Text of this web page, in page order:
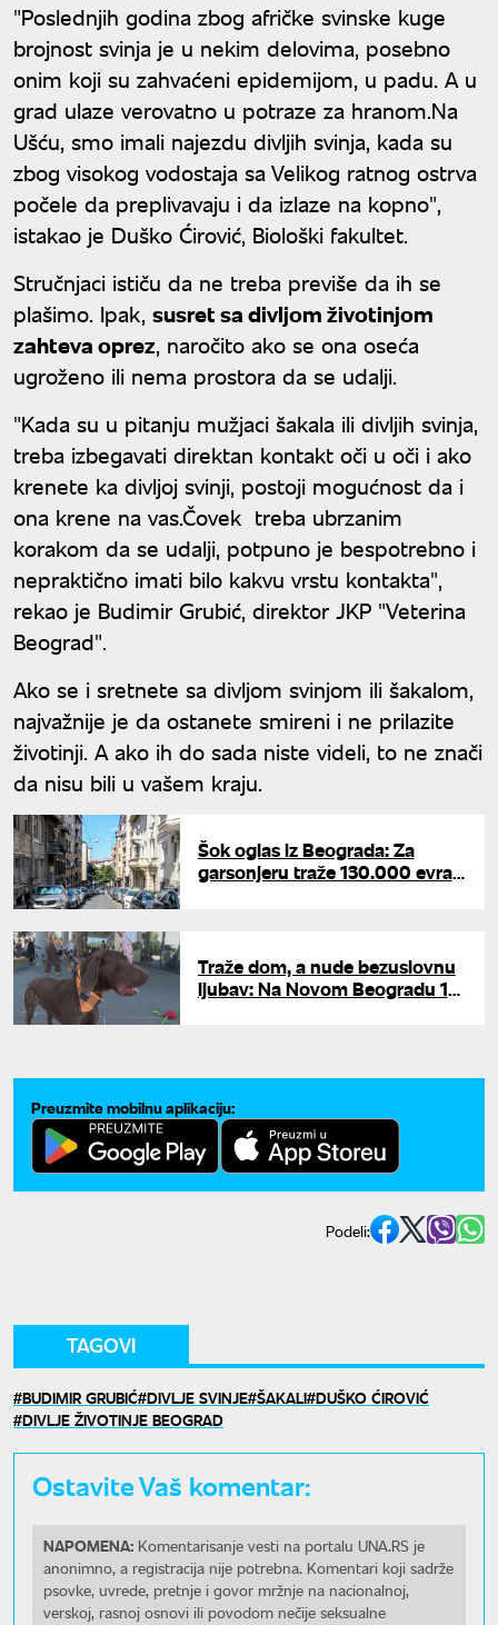
"Poslednjih godina zbog afričke svinske kuge
brojnost svinja je u nekim delovima, posebno
onim koji su zahvaćeni epidemijom, u padu. A u
grad ulaze verovatno u potraze za hranom.Na
Ušću, smo imali najezdu divljih svinja, kada su
zbog visokog vodostaja sa Velikog ratnog ostrva
počele da preplivavaju i da izlaze na kopno",
istakao je Duško Ćirović, Biološki fakultet.
Stručnjaci ističu da ne treba previše da ih se
plašimo. Ipak, susret sa divljom životinjom
zahteva oprez, naročito ako se ona oseća
ugroženo ili nema prostora da se udalji.
"Kada su u pitanju mužjaci šakala ili divljih svinja,
treba izbegavati direktan kontakt oči u oči i ako
krenete ka divljoj svinji, postoji mogućnost da i
ona krene na vas.Čovek treba ubrzanim
korakom da se udalji, potpuno je bespotrebno i
nepraktično imati bilo kakvu vrstu kontakta",
rekao je Budimir Grubić, direktor JKP "Veterina
Beograd".
Ako se i sretnete sa divljom svinjom ili šakalom,
najvažnije je da ostanete smireni i ne prilazite
životinji. A ako ih do sada niste videli, to ne znači
da nisu bili u vašem kraju.
Šok oglas iz Beograda: Za
garsonjeru traže 130.000 evra -
Traže dom, a nude bezuslovnu
ljubav: Na Novom Beogradu 13
Preuzmite mobilnu aplikaciju:
Podeli:
TAGOVI
BUDIMIR GRUBIĆ DIVLJE SVINJE ŠAKALI DUŠKO ĆIROVIĆ
DIVLJE ŽIVOTINJE BEOGRAD
Ostavite Vaš komentar:
NAPOMENA: Komentarisanje vesti na portalu UNA.RS je
anonimno, a registracija nije potrebna. Komentari koji sadrže
psovke, uvrede, pretnje i govor mržnje na nacionalnoj,
verskoj, rasnoj osnovi ili povodom nečije seksualne